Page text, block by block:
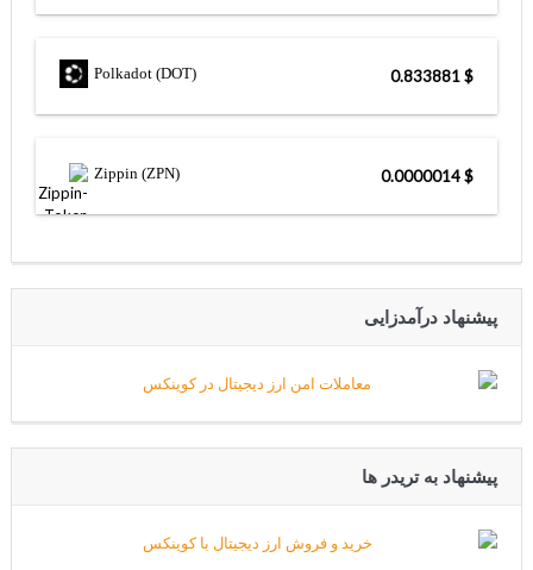
Polkadot (DOT) $ 0.833881
Zippin (ZPN) $ 0.0000014
پیشنهاد درآمدزایی
پیشنهاد به تریدر ها